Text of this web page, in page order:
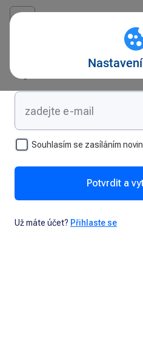
Vytvořte si účet
Souhlasím se zasíláním
Potvrdit a
Už máte účet? Přihlaste se